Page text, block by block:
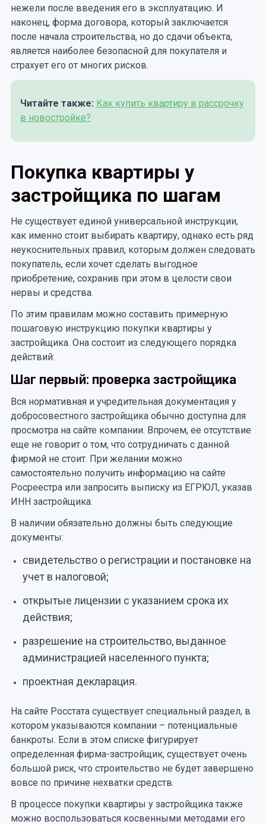
нежели после введения его в эксплуатацию. И
наконец, форма договора, который заключается
после начала строительства, но до сдачи объекта,
является наиболее безопасной для покупателя и
страхует его от многих рисков.
Читайте также: Как купить квартиру в рассрочку
в новостройке?
Покупка квартиры у
застройщика по шагам
Не существует единой универсальной инструкции,
как именно стоит выбирать квартиру, однако есть ряд
неукоснительных правил, которым должен следовать
покупатель, если хочет сделать выгодное
приобретение, сохранив при этом в целости свои
нервы и средства.
По этим правилам можно составить примерную
пошаговую инструкцию покупки квартиры у
застройщика. Она состоит из следующего порядка
действий:
Шаг первый: проверка застройщика
Вся нормативная и учредительная документация у
добросовестного застройщика обычно доступна для
просмотра на сайте компании. Впрочем, ее отсутствие
еще не говорит о том, что сотрудничать с данной
фирмой не стоит. При желании можно
самостоятельно получить информацию на сайте
Росреестра или запросить выписку из ЕГРЮЛ, указав
ИНН застройщика.
В наличии обязательно должны быть следующие
документы:
свидетельство о регистрации и постановке на
учет в налоговой;
открытые лицензии с указанием срока их
действия;
разрешение на строительство, выданное
администрацией населенного пункта;
проектная декларация.
На сайте Росстата существует специальный раздел, в
котором указываются компании – потенциальные
банкроты. Если в этом списке фигурирует
определенная фирма-застройщик, существует очень
большой риск, что строительство не будет завершено
вовсе по причине нехватки средств.
В процессе покупки квартиры у застройщика также
можно воспользоваться косвенными методами его